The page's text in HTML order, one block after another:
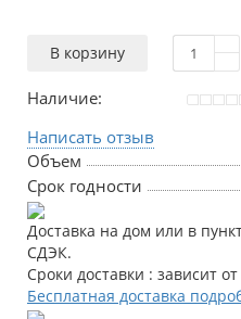
В корзину
Наличие:
Написать отзыв
Объем
Срок годности
Доставка на дом или в
СДЭК.
Сроки доставки : зависит
Бесплатная доставка